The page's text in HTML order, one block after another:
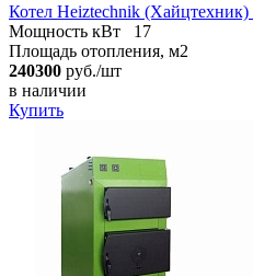
Котел Heiztechnik
Мощность кВт
17
Площадь отопления, м2
240300 руб./шт
в наличии
Купить